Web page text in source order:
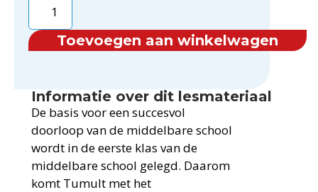
Toevoegen aan winkelwagen
Informatie over dit lesmateriaal
De basis voor een succesvol
doorloop van de middelbare school
wordt in de eerste klas van de
middelbare school gelegd. Daarom
komt Tumult met het